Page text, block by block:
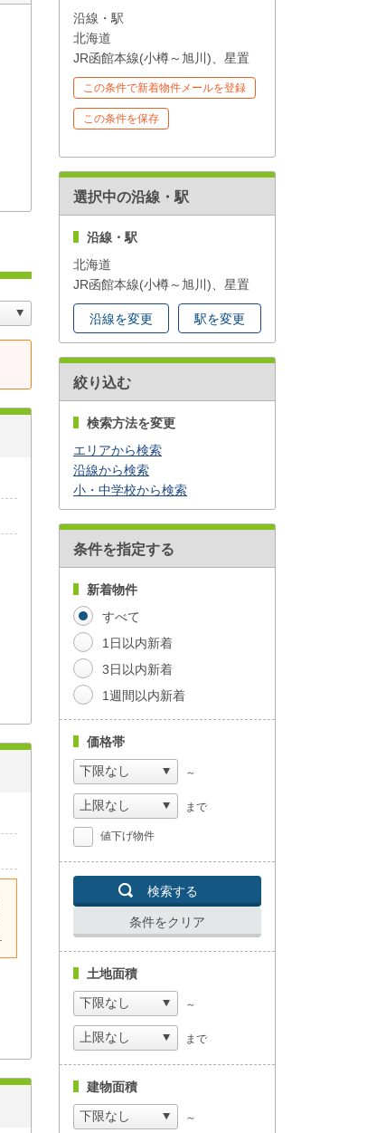
沿線・駅
北海道
JR函館本線(小樽～旭川)、星置
この条件で新着物件メールを登録
この条件を保存
選択中の沿線・駅
沿線・駅
北海道
JR函館本線(小樽～旭川)、星置
沿線を変更 駅を変更
絞り込む
検索方法を変更
エリアから検索
沿線から検索
小・中学校から検索
条件を指定する
新着物件
すべて
1日以内新着
3日以内新着
1週間以内新着
価格帯
～
まで
値下げ物件
検索する
条件をクリア
土地面積
～
まで
建物面積
～